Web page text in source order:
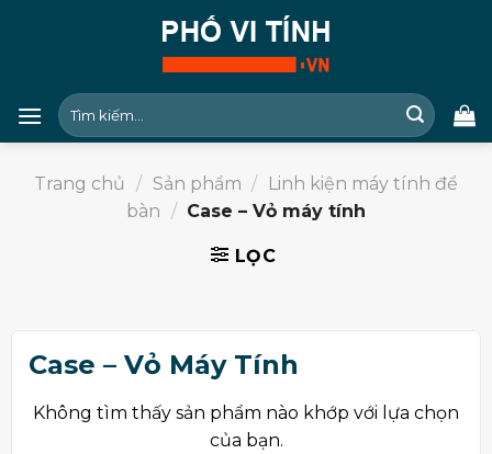
Tìm
kiếm:
Trang chủ / Sản phẩm /
Linh kiện máy tính để
bàn / Case – Vỏ máy tính
LỌC
Case – Vỏ Máy Tính
Không tìm thấy sản phẩm nào khớp với lựa chọn
của bạn.